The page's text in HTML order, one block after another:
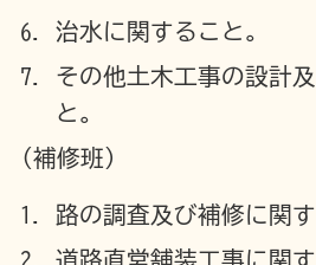
治水に関すること。
その他土木工事の設計
と。
(補修班)
路の調査及び補修に関す
道路直営舗装工事に関す